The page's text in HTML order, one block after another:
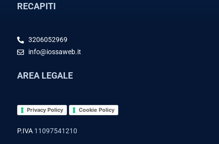
RECAPITI
3206052969
info@iossaweb.it
AREA LEGALE
Privacy Policy Cookie Policy
P.IVA 11097541210